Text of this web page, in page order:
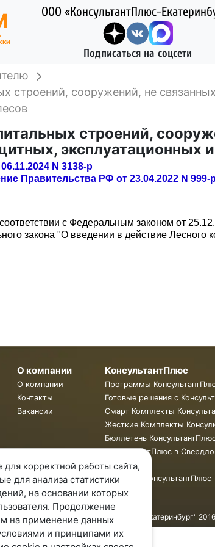
ООО «КонсультантПлюс-
Подписаться на соцсети
строений, сооружений, не
строений,
эксплуатационных
N 3138-р
Правительства РФ от 23.04.2022 N 999-
с Федеральным законом от
закона "О введении в действие Лесного
О компании
О компании
Контакты
Вакансии
КонсультантПлюс
Программы
Готовые решения с
Смарт Комплекты
Жесткие Комплекты
Бюллетень
КонсультантПлюс в
области
Обучение КонсультантПлюс
© ООО "КонсультантПлюс - Екатеринбург"
корректной работы сайта,
для анализа статистики
на основании которых
Продолжение
на применение данных
и принципами их